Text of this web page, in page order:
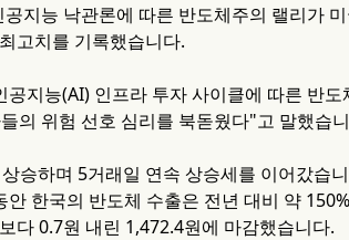
지능 낙관론에 따른 반도체주의 랠리가
고치를 기록했습니다.
지능(AI) 인프라 투자 사이클에 따른 반
의 위험 선호 심리를 북돋웠다"고 말했습
승하며 5거래일 연속 상승세를 이어갔습
한국의 반도체 수출은 전년 대비 약
다 0.7원 내린 1,472.4원에 마감했습니다.